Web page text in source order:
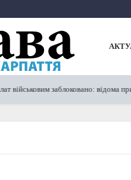
заблоковано: відома